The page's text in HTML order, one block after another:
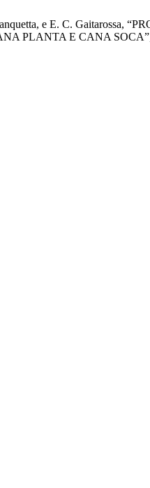
e E. C. Gaitarossa,
PLANTA E CANA